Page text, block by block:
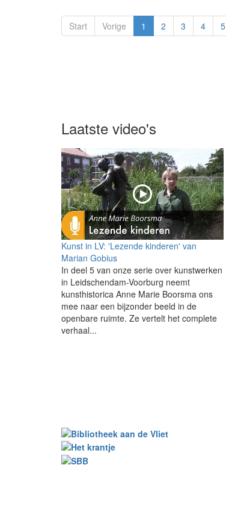
Start Vorige 1 2 3 4 5
Laatste video's
Kunst in LV: 'Lezende kinderen' van
Marian Gobius
In deel 5 van onze serie over kunstwerken
in Leidschendam-Voorburg neemt
kunsthistorica Anne Marie Boorsma ons
mee naar een bijzonder beeld in de
openbare ruimte. Ze vertelt het complete
verhaal...